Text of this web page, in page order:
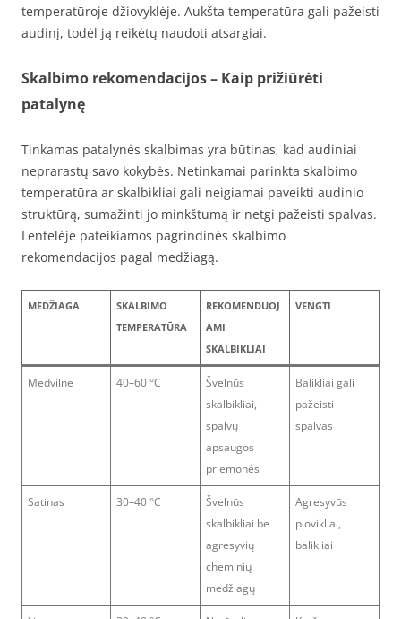
temperatūroje džiovyklėje. Aukšta temperatūra gali pažeisti
audinį, todėl ją reikėtų naudoti atsargiai.
Skalbimo rekomendacijos – Kaip prižiūrėti
patalynę
Tinkamas patalynės skalbimas yra būtinas, kad audiniai
neprarastų savo kokybės. Netinkamai parinkta skalbimo
temperatūra ar skalbikliai gali neigiamai paveikti audinio
struktūrą, sumažinti jo minkštumą ir netgi pažeisti spalvas.
Lentelėje pateikiamos pagrindinės skalbimo
rekomendacijos pagal medžiagą.
MEDŽIAGA
SKALBIMO
TEMPERATŪRA
REKOMENDUOJ
AMI
SKALBIKLIAI
VENGTI
Medvilnė 40–60 °C
Švelnūs
skalbikliai,
spalvų
apsaugos
priemonės
Balikliai gali
pažeisti
spalvas
Satinas 30–40 °C
Švelnūs
skalbikliai be
agresyvių
cheminių
medžiagų
Agresyvūs
plovikliai,
balikliai